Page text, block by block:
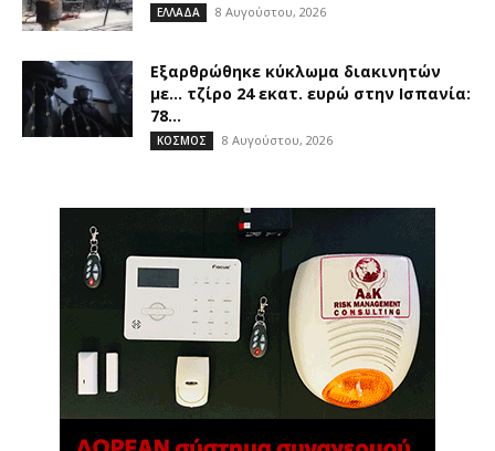
ΕΛΛΑΔΑ 8 Αυγούστου, 2026
Εξαρθρώθηκε κύκλωμα διακινητών
με… τζίρο 24 εκατ. ευρώ στην Ισπανία:
78...
ΚΟΣΜΟΣ 8 Αυγούστου, 2026